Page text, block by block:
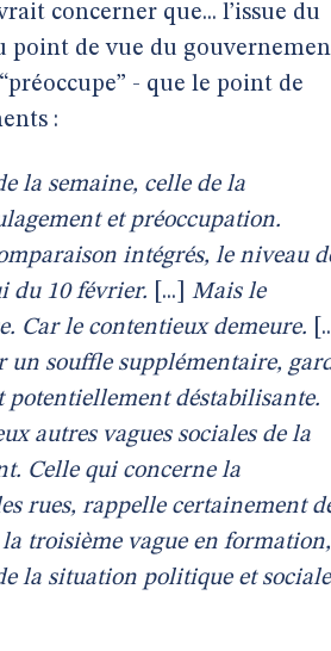
concerner que... l’issue du
point de vue du
- que le point de
:
la semaine, celle de la
et préoccupation.
intégrés, le niveau
du 10 février. [...] Mais le
Car le contentieux demeure.
un souffle supplémentaire,
déstabilisante.
autres vagues sociales de la
Celle qui concerne la
rues, rappelle certainement
la troisième vague en formation,
la situation politique et